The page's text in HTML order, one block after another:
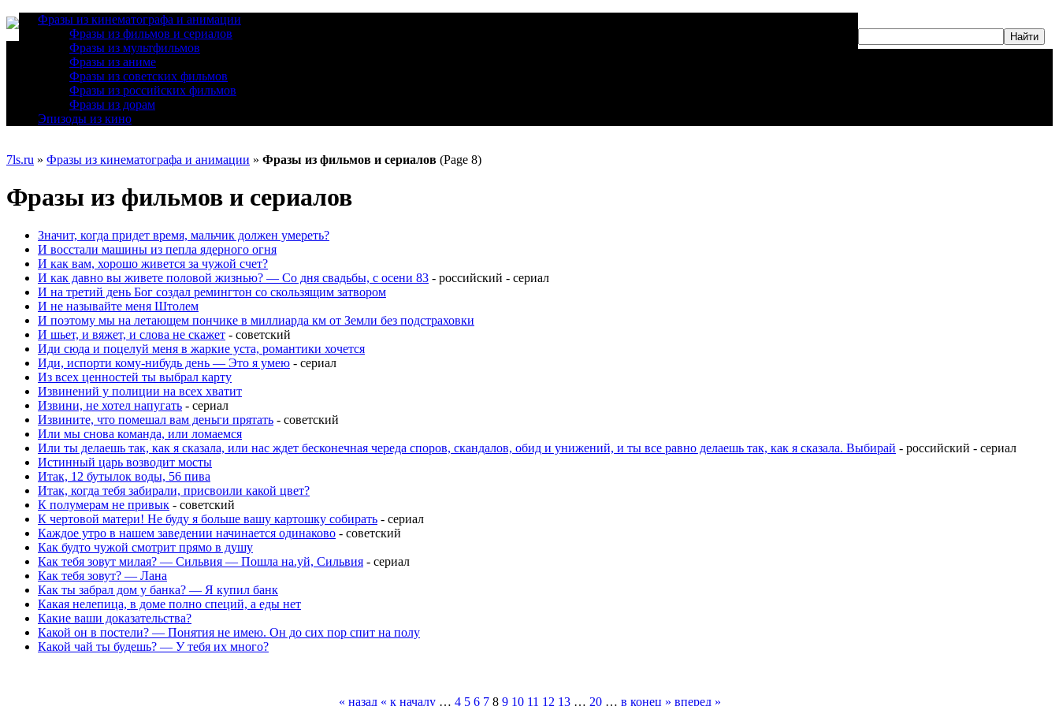
Фразы из кинематографа и анимации
Фразы из фильмов и сериалов
Фразы из мультфильмов
Фразы из аниме
Фразы из советских фильмов
Фразы из российских фильмов
Фразы из дорам
Эпизоды из кино
7ls.ru » Фразы из кинематографа и анимации » Фразы из фильмов и сериалов (Page 8)
Фразы из фильмов и сериалов
Значит, когда придет время, мальчик должен умереть?
И восстали машины из пепла ядерного огня
И как вам, хорошо живется за чужой счет?
И как давно вы живете половой жизнью? — Со дня свадьбы, с осени 83 - российский - сериал
И на третий день Бог создал ремингтон со скользящим затвором
И не называйте меня Штолем
И поэтому мы на летающем пончике в миллиарда км от Земли без подстраховки
И шьет, и вяжет, и слова не скажет - советский
Иди сюда и поцелуй меня в жаркие уста, романтики хочется
Иди, испорти кому-нибудь день — Это я умею - сериал
Из всех ценностей ты выбрал карту
Извинений у полиции на всех хватит
Извини, не хотел напугать - сериал
Извините, что помешал вам деньги прятать - советский
Или мы снова команда, или ломаемся
Или ты делаешь так, как я сказала, или нас ждет бесконечная череда споров, скандалов, обид и унижений, и ты все равно делаешь так, как я сказала. Выбирай - российский - сериал
Истинный царь возводит мосты
Итак, 12 бутылок воды, 56 пива
Итак, когда тебя забирали, присвоили какой цвет?
К полумерам не привык - советский
К чертовой матери! Не буду я больше вашу картошку собирать - сериал
Каждое утро в нашем заведении начинается одинаково - советский
Как будто чужой смотрит прямо в душу
Как тебя зовут милая? — Сильвия — Пошла на.уй, Сильвия - сериал
Как тебя зовут? — Лана
Как ты забрал дом у банка? — Я купил банк
Какая нелепица, в доме полно специй, а еды нет
Какие ваши доказательства?
Какой он в постели? — Понятия не имею. Он до сих пор спит на полу
Какой чай ты будешь? — У тебя их много?
« назад « к началу … 4 5 6 7 8 9 10 11 12 13 … 20 … в конец » вперед »